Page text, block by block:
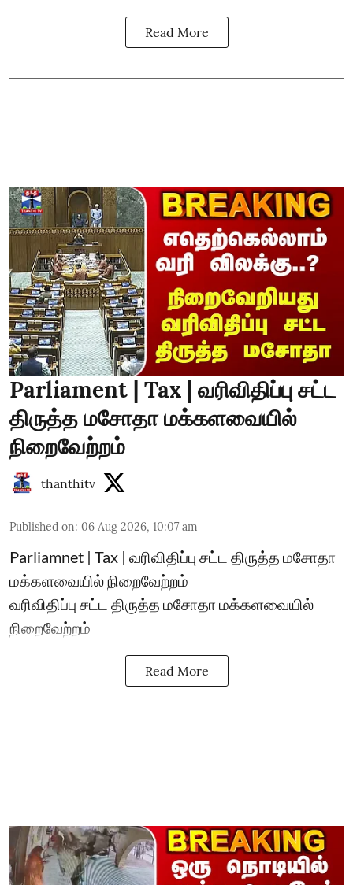
Read More
Parliament | Tax | வரிவிதிப்பு சட்ட
திருத்த மசோதா மக்களவையில்
நிறைவேற்றம்
thanthitv
Published on: 06 Aug 2026, 10:07 am
Parliamnet | Tax | வரிவிதிப்பு சட்ட திருத்த மசோதா
மக்களவையில் நிறைவேற்றம்
வரிவிதிப்பு சட்ட திருத்த மசோதா மக்களவையில்
நிறைவேற்றம்
Read More